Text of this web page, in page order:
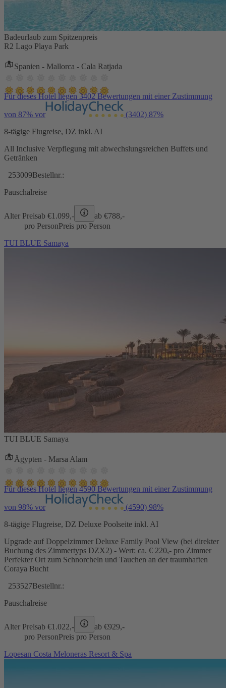
Badeurlaub zum Spitzenpreis
R2 Lago Playa Park
Spanien - Mallorca - Cala Ratjada
Für dieses Hotel liegen 3402 Bewertungen mit einer Zustimmung
von 87% vor (3402) 87%
8-tägige Flugreise, DZ inkl. AI
All Inclusive Verpflegung mit abwechslungsreichen Buffets und
Getränken
253009Bestellnr.:
Pauschalreise
Alter Preisab €1.099,- ab €788,-
pro PersonPreis pro Person
TUI BLUE Samaya
TUI BLUE Samaya
Ägypten - Marsa Alam
Für dieses Hotel liegen 4590 Bewertungen mit einer Zustimmung
von 98% vor (4590) 98%
8-tägige Flugreise, DZ Deluxe Poolseite inkl. AI
Upgrade auf Doppelzimmer Deluxe Family Pool View (bei direkter
Buchung des Zimmertyps DZX2) - Wert: ca. € 220,- pro Zimmer
Perfekter Ort zum Schnorcheln und Tauchen an der traumhaften
Coraya Bucht
253527Bestellnr.:
Pauschalreise
Alter Preisab €1.022,- ab €929,-
pro PersonPreis pro Person
Lopesan Costa Meloneras Resort & Spa